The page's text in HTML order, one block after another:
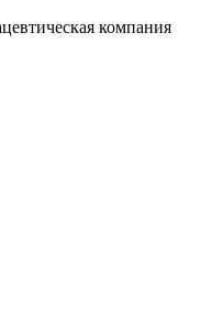
компания